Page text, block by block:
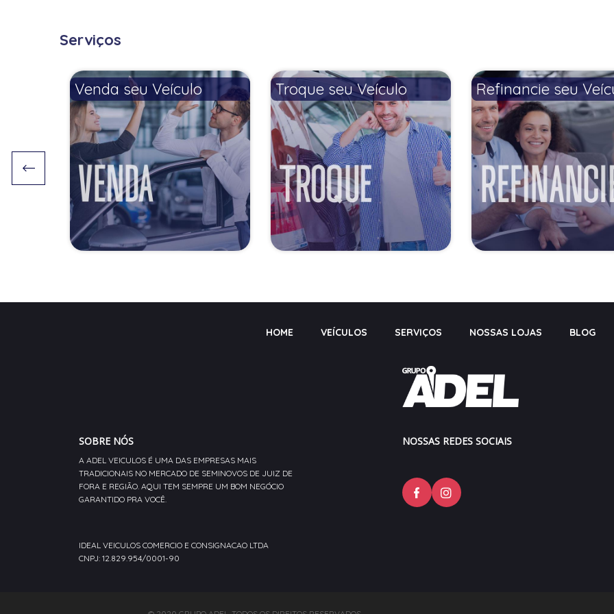
Serviços
Venda seu Veículo Troque seu Veículo Refinancie seu
HOME VEÍCULOS SERVIÇOS NOSSAS LOJAS BLOG
SOBRE NÓS
A ADEL VEICULOS É UMA DAS EMPRESAS MAIS
TRADICIONAIS NO MERCADO DE SEMINOVOS DE JUIZ DE
FORA E REGIÃO. AQUI TEM SEMPRE UM BOM NEGÓCIO
GARANTIDO PRA VOCÊ.
IDEAL VEICULOS COMERCIO E CONSIGNACAO LTDA
CNPJ: 12.829.954/0001-90
NOSSAS REDES SOCIAIS